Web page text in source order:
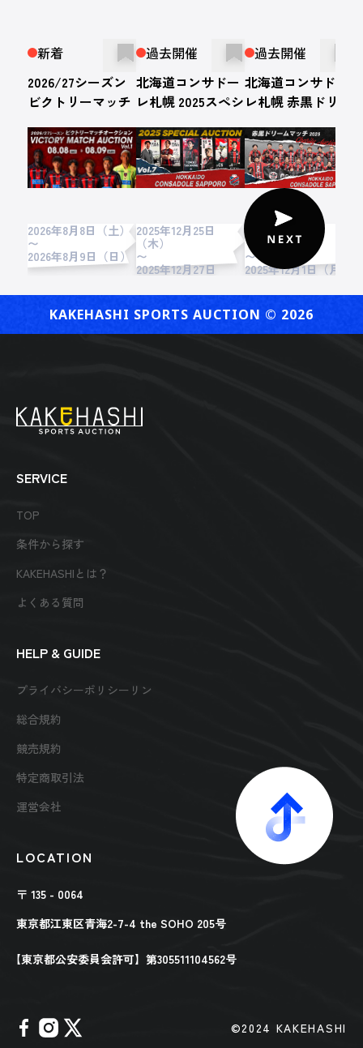
新着
2026/27シーズン
ビクトリーマッチ
1節 VS 徳島ヴォル
ティス ）
2026年8月8日（土）
〜
2026年8月9日（日）
過去開催
北海道コンサドー
レ札幌 2025スペシ
第7弾
2025年12月25日
（木）
〜
2025年12月27日
過去開催
北海道コンサドー
レ札幌 赤黒ドリー
記念オークション
2025年11月24日
（月）
〜
2025年12月1日（月）
KAKEHASHI SPORTS AUCTION ©︎ 2026
SERVICE
TOP
条件から探す
KAKEHASHIとは？
よくある質問
HELP & GUIDE
プライバシーポリシーリン
総合規約
競売規約
特定商取引法
運営会社
LOCATION
〒 135 - 0064
東京都江東区青海2-7-4 the SOHO 205号
【東京都公安委員会許可】第305511104562号
©︎2024 KAKEHASHI